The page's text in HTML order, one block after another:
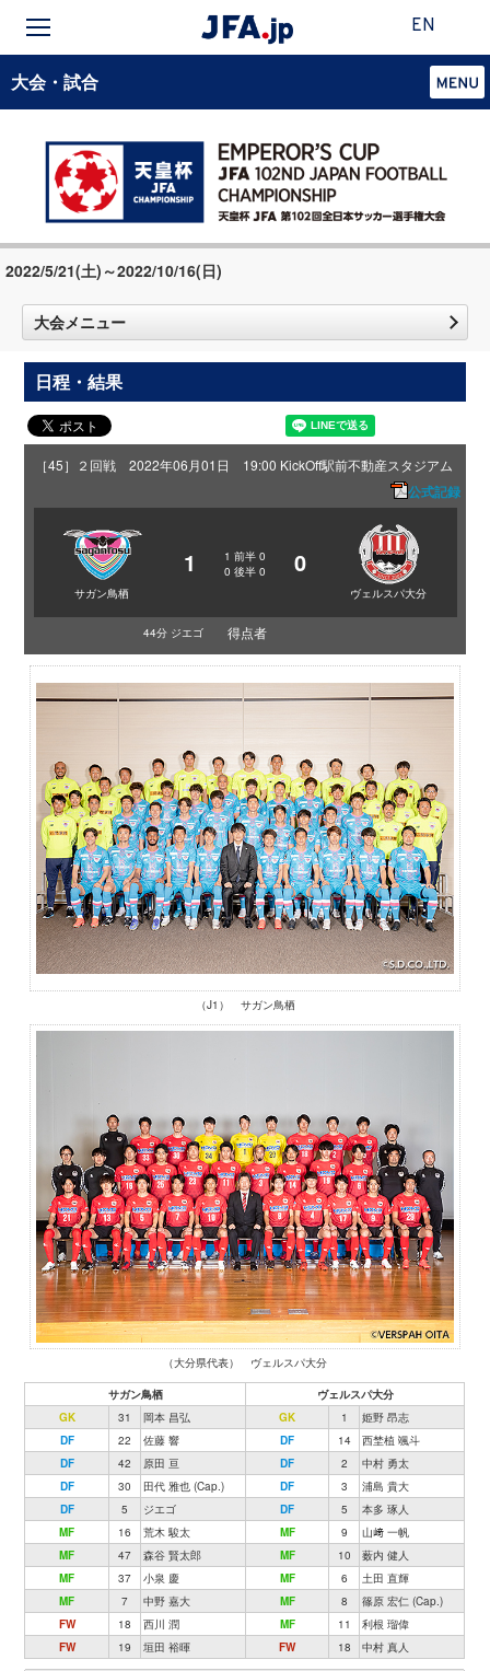
EN
大会・試合
2022/5/21(土)～2022/10/16(日)
大会メニュー
日程・結果
［45］２回戦 2022年06月01日 19:00 KickOff駅前不動産スタジアム
公式記録
サガン鳥栖
1 1 前半 0
0 後半 0 0
ヴェルスパ大分
44分 ジエゴ 得点者
（J1） サガン鳥栖
（大分県代表） ヴェルスパ大分
サガン鳥栖
ヴェルスパ大分
GK
31 岡本 昌弘 GK 1
姫野 昂志
DF
22 佐藤 響 DF 14
西埜植 颯斗
DF
42 原田 亘 DF 2
中村 勇太
DF
30 田代 雅也 (Cap.) DF 3
浦島 貴大
DF
5 ジエゴ DF 5
本多 琢人
MF
16 荒木 駿太 MF 9
山﨑 一帆
MF
47 森谷 賢太郎 MF 10
薮内 健人
MF
37 小泉 慶 MF 6
土田 直輝
MF
7 中野 嘉大 MF 8
篠原 宏仁 (Cap.)
FW
18 西川 潤 MF 11
利根 瑠偉
FW
19 垣田 裕暉 FW 18 中村 真人